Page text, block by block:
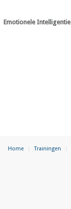
Emotionele Intelligentie
Home Trainingen